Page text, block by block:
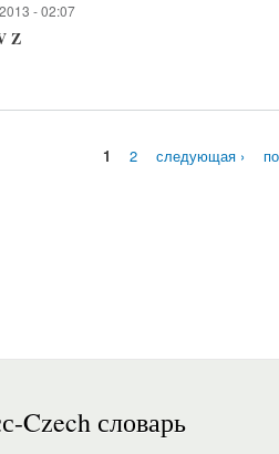
- 02:07
Z
1 2 следующая ›
Czech словарь